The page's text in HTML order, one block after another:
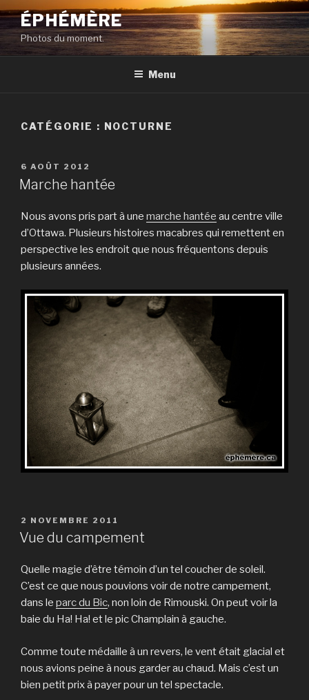
Aller
contenu
principal
ÉPHÉMÈRE
Photos du moment.
Menu
CATÉGORIE : NOCTURNE
PUBLIÉ
LE
6 AOÛT 2012
Marche hantée
Nous avons pris part à une marche hantée au centre ville
d’Ottawa. Plusieurs histoires macabres qui remettent en
perspective les endroit que nous fréquentons depuis
plusieurs années.
PUBLIÉ
LE
2 NOVEMBRE 2011
Vue du campement
Quelle magie d’être témoin d’un tel coucher de soleil.
C’est ce que nous pouvions voir de notre campement,
dans le parc du Bic, non loin de Rimouski. On peut voir la
baie du Ha! Ha! et le pic Champlain à gauche.
Comme toute médaille à un revers, le vent était glacial et
nous avions peine à nous garder au chaud. Mais c’est un
bien petit prix à payer pour un tel spectacle.